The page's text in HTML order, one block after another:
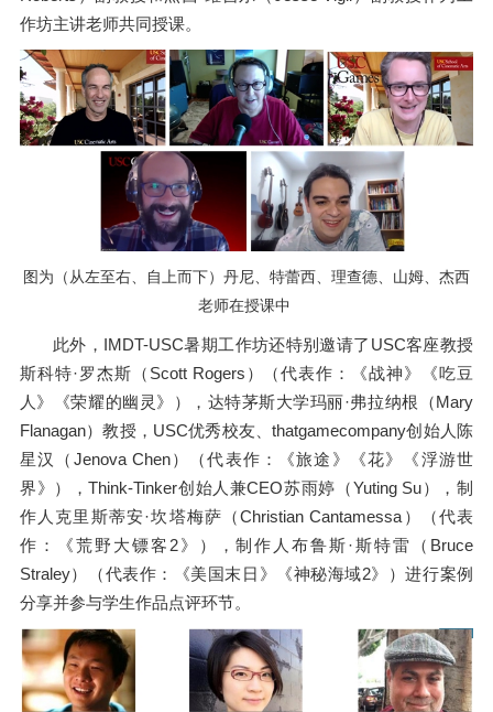
作坊主讲老师共同授课。
图为（从左至右、自上而下）丹尼、特蕾西、理查德、山姆、杰西
老师在授课中
此外，IMDT-USC暑期工作坊还特别邀请了USC客座教授
斯科特·罗杰斯（Scott Rogers）（代表作：《战神》《吃豆
人》《荣耀的幽灵》），达特茅斯大学玛丽·弗拉纳根（Mary
Flanagan）教授，USC优秀校友、thatgamecompany创始人陈
星汉（Jenova Chen）（代表作：《旅途》《花》《浮游世
界》），Think-Tinker创始人兼CEO苏雨婷（Yuting Su），制
作人克里斯蒂安·坎塔梅萨（Christian Cantamessa）（代表
作：《荒野大镖客2》），制作人布鲁斯·斯特雷（Bruce
Straley）（代表作：《美国末日》《神秘海域2》）进行案例
分享并参与学生作品点评环节。